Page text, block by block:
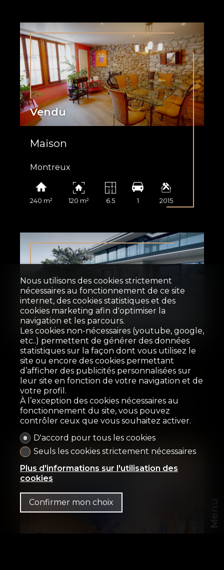
Menu
Vendu
Maison
Montreux
240 m² 120 m² 6.5 1 2015
Vendu
Maison contemporaine
Clarens
368.1 m² 4'566 m² 7 5
Nous utilisons des cookies strictement
nécessaires au fonctionnement de ce site
internet, des cookies statistiques et des
cookies marketing afin d'optimiser la
navigation et les parcours.
Les cookies non-nécessaires (youtube, google,
etc..) permettent de générer des données
statistiques sur la façon dont vous utilisez le
site ou encore des cookies permettant
d’afficher des publicités personnalisées sur
leur site en fonction de votre navigation et de
votre profil.
À l’exception des cookies nécessaires au
fonctionnement du site, vous pouvez
contrôler ceux que vous souhaitez activer.
D'accord pour tous les cookies
Seuls les cookies strictement nécessaires
Plus d'informations sur l'utilisation des
cookies
Confirmer mon choix